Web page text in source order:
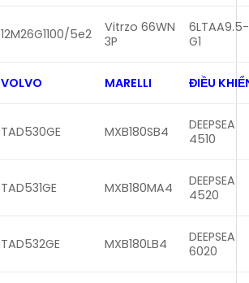
12M26G1100/5e2
Vitrzo 66WN
3P
6LTAA9.5-
G1
VOLVO MARELLI ĐIỀU
TAD530GE MXB180SB4
DEEPSEA
4510
TAD531GE MXB180MA4
DEEPSEA
4520
TAD532GE MXB180LB4
DEEPSEA
6020